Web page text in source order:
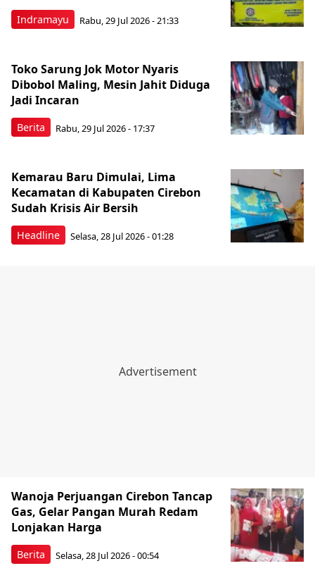
Indramayu Rabu, 29 Jul 2026 - 21:33
Berita
Toko Sarung Jok Motor Nyaris
Dibobol Maling, Mesin Jahit Diduga
Jadi Incaran
Rabu, 29 Jul 2026 - 17:37
Headline
Kemarau Baru Dimulai, Lima
Kecamatan di Kabupaten Cirebon
Sudah Krisis Air Bersih
Selasa, 28 Jul 2026 - 01:28
Berita
Wanoja Perjuangan Cirebon Tancap
Gas, Gelar Pangan Murah Redam
Lonjakan Harga
Selasa, 28 Jul 2026 - 00:54